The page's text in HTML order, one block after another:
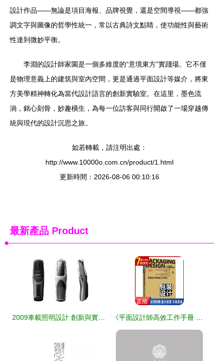
設計作品——無論是項目海報、品牌視覺，還是空間導視——都強
調文字與圖像的哲學性統一，常以古典詩文點睛，使功能性與藝術
性達到微妙平衡。
李淵的設計師家園是一個多維度的“意境東方”實踐場。它不僅
是物理意義上的建筑與室內空間，更是通過平面設計等媒介，將東
方美學精神轉化為當代設計語言的創新實驗室。在這里，墨色流
淌，銘心刻骨，妙趣橫生，為每一位訪客與同行開啟了一場穿越傳
統與現代的設計沉思之旅。
如若轉載，請注明出處：
http://www.10000o.com.cn/product/1.html
更新時間：2026-08-06 00:10:16
最新產品 Product